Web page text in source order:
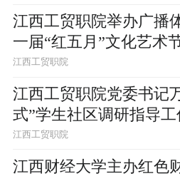
江西工贸职院举办广播
一届“红五月”文化艺术
江西工贸职院
江西工贸职院党委书记
式”学生社区调研指导工
江西工贸职院
江西财经大学主办红色